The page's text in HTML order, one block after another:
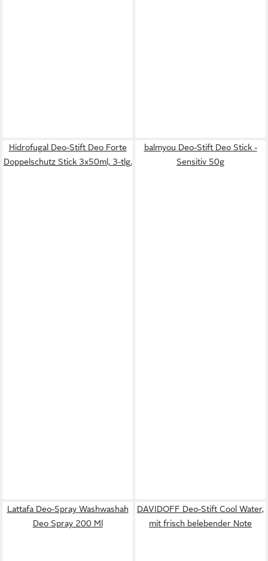
Hidrofugal Deo-Stift Deo Forte
Doppelschutz Stick 3x50ml, 3-tlg.
balmyou Deo-Stift Deo Stick -
Sensitiv 50g
Lattafa Deo-Spray Washwashah
Deo Spray 200 Ml
DAVIDOFF Deo-Stift Cool Water,
mit frisch belebender Note